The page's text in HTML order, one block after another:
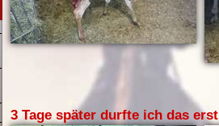
3 Tage später durfte ich das